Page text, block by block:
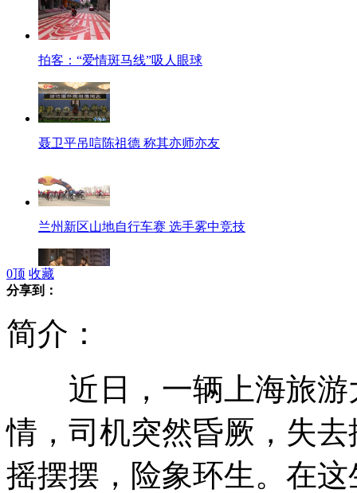
拍客：“爱情斑马线”吸人眼球
聂卫平吊唁陈祖德 称其亦师亦友
兰州新区山地自行车赛 选手雾中竞技
吉林学者历时6年走遍中国 搜集整理东北方言
"桑迪"过后 纽约仍有90万居民遭受断电困扰
0顶 收藏
分享到：
简介：
近日，一辆上海旅游
情，司机突然昏厥，失
摇摆摆，险象环生。在